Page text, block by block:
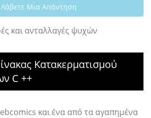
Λάβετε Μια Απάντηση
και ανταλλαγές ψυχών
Κατακερματισμού
C ++
και ένα από τα αγαπημένα